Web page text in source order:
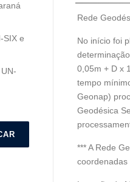
Rede
No início foi
0,05m + D x
tempo
Geonap)
Geodésica
*** A Rede
coordenadas
SIX e